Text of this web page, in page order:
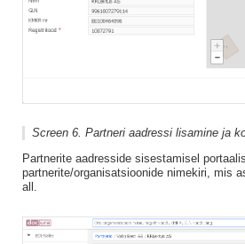
Screen 6. Partneri aadressi lisamine ja
Partnerite aadresside sisestamisel
partnerite/organisatsioonide nimekiri, mis
all.